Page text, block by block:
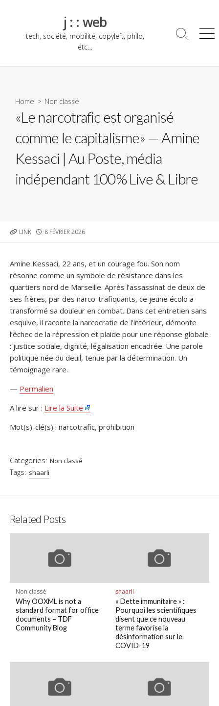
j : : web
tech, société, mobilité, copyleft, philo,
etc…
Search
Home > Non classé
«Le narcotrafic est organisé
comme le capitalisme» — Amine
Kessaci | Au Poste, média
indépendant 100% Live & Libre
LINK
PUBLISHED
8 FÉVRIER 2026
Amine Kessaci, 22 ans, et un courage fou. Son nom
résonne comme un symbole de résistance dans les
quartiers nord de Marseille. Après l’assassinat de deux de
ses frères, par des narco-trafiquants, ce jeune écolo a
transformé sa douleur en combat. Dans cet entretien sans
esquive, il raconte la narcocratie de l’intérieur, démonte
l’échec de la répression et plaide pour une réponse globale
: justice sociale, dignité, légalisation encadrée. Une parole
politique née du deuil, tenue par la détermination. Un
témoignage rare.
— Permalien
A lire sur : Lire la Suite
Mot(s)-clé(s) : narcotrafic, prohibition
Categories: Non classé
Tags: shaarli
Related Posts
Non classé
Why OOXML is not a
standard format for office
documents – TDF
Community Blog
shaarli
« Dette immunitaire » :
Pourquoi les scientifiques
disent que ce nouveau
terme favorise la
désinformation sur le
COVID-19